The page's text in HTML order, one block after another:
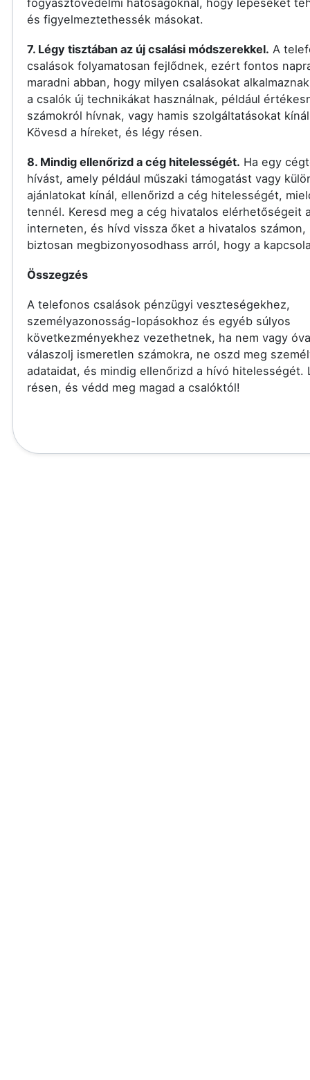
és figyelmeztethessék másokat.
7. Légy tisztában az új csalási módszerekkel. A
csalások folyamatosan fejlődnek, ezért fontos
maradni abban, hogy milyen csalásokat
a csalók új technikákat használnak, például
számokról hívnak, vagy hamis szolgáltatásokat
Kövesd a híreket, és légy résen.
8. Mindig ellenőrizd a cég hitelességét. Ha egy
hívást, amely például műszaki támogatást vagy
ajánlatokat kínál, ellenőrizd a cég hitelességét,
tennél. Keresd meg a cég hivatalos elérhetőségeit
interneten, és hívd vissza őket a hivatalos számon,
biztosan megbizonyosodhass arról, hogy a
Összegzés
A telefonos csalások pénzügyi veszteségekhez,
személyazonosság-lopásokhoz és egyéb súlyos
következményekhez vezethetnek, ha nem vagy
válaszolj ismeretlen számokra, ne oszd meg
adataidat, és mindig ellenőrizd a hívó hitelességét.
résen, és védd meg magad a csalóktól!